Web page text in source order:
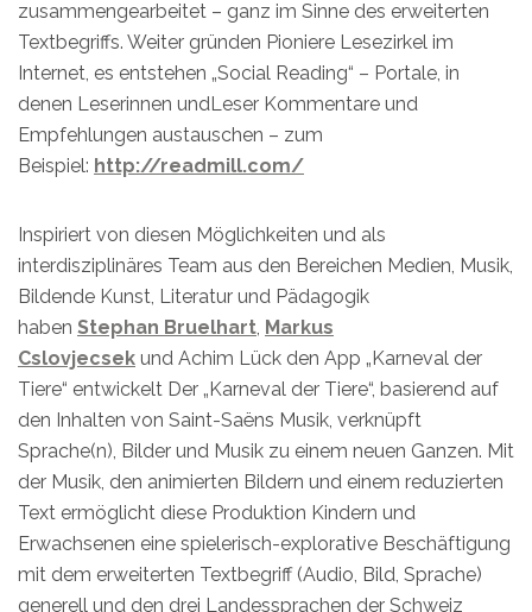
zusammengearbeitet – ganz im Sinne des erweiterten
Textbegriffs. Weiter gründen Pioniere Lesezirkel im
Internet, es entstehen „Social Reading“ – Portale, in
denen Leserinnen undLeser Kommentare und
Empfehlungen austauschen – zum
Beispiel: http://readmill.com/
Inspiriert von diesen Möglichkeiten und als
interdisziplinäres Team aus den Bereichen Medien, Musik,
Bildende Kunst, Literatur und Pädagogik
haben Stephan Bruelhart Markus
Cslovjecsek und Achim Lück den App „Karneval der
Tiere“ entwickelt Der „Karneval der Tiere“, basierend auf
den Inhalten von Saint-Saëns Musik, verknüpft
Sprache(n), Bilder und Musik zu einem neuen Ganzen. Mit
der Musik, den animierten Bildern und einem reduzierten
Text ermöglicht diese Produktion Kindern und
Erwachsenen eine spielerisch-explorative Beschäftigung
mit dem erweiterten Textbegriff (Audio, Bild, Sprache)
generell und den drei Landessprachen der Schweiz